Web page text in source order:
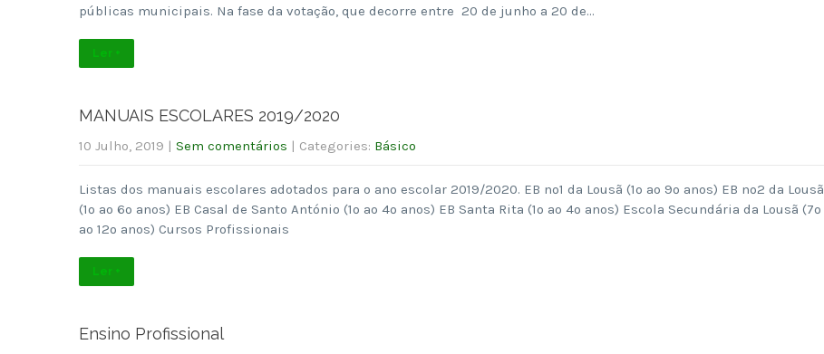
públicas municipais. Na fase da votação, que decorre entre 20 de junho a 20 de…
Ler +
MANUAIS ESCOLARES 2019/2020
10 Julho, 2019 | Sem comentários | Categories: Básico
Listas dos manuais escolares adotados para o ano escolar 2019/2020. EB nº1 da Lousã (1º ao 9º anos) EB nº2 da Lousã
(1º ao 6º anos) EB Casal de Santo António (1º ao 4º anos) EB Santa Rita (1º ao 4º anos) Escola Secundária da Lousã (7º
ao 12º anos) Cursos Profissionais
Ler +
Ensino Profissional